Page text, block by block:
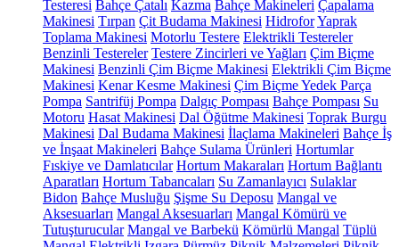
Testeresi Bahçe Çatalı Kazma Bahçe Makineleri Çapalama
Makinesi Tırpan Çit Budama Makinesi HidroforYaprak
Toplama Makinesi Motorlu Testere Elektrikli Testereler
Benzinli Testereler Testere Zincirleri ve Yağları Çim Biçme
Makinesi Benzinli Çim Biçme Makinesi Elektrikli Çim Biçme
Makinesi Kenar Kesme Makinesi Çim Biçme Yedek Parça
Pompa Santrifüj Pompa Dalgıç Pompası Bahçe Pompası Su
Motoru Hasat Makinesi Dal Öğütme Makinesi Toprak Burgu
Makinesi Dal Budama Makinesi İlaçlama Makineleri Bahçe İş
ve İnşaat Makineleri Bahçe Sulama Ürünleri Hortumlar
Fıskiye ve Damlatıcılar Hortum Makaraları Hortum Bağlantı
Aparatları Hortum Tabancaları Su Zamanlayıcı Sulaklar
Bidon Bahçe Musluğu Şişme Su Deposu Mangal ve
Aksesuarları Mangal Aksesuarları Mangal Kömürü ve
Tutuşturucular Mangal ve Barbekü Kömürlü Mangal Tüplü